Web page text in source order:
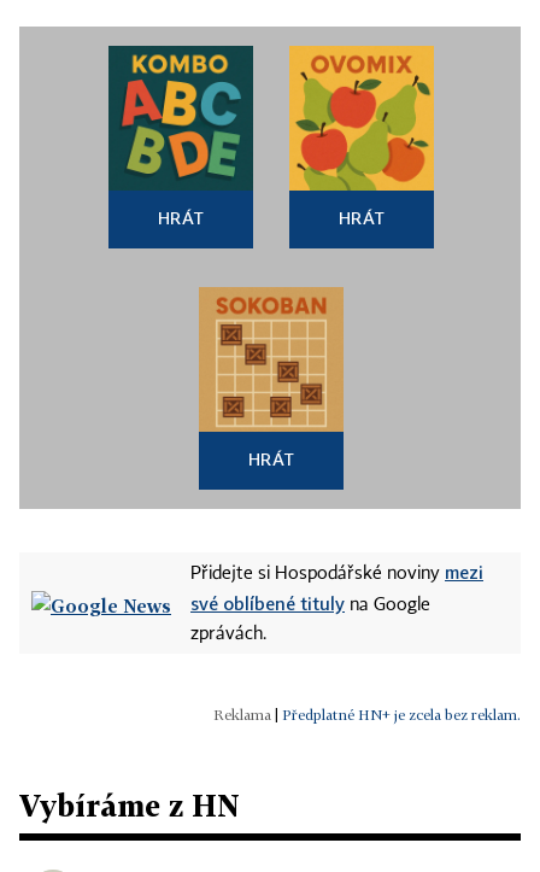
HRÁT HRÁT
HRÁT
Přidejte si Hospodářské noviny mezi
své oblíbené tituly na Google
zprávách.
Předplatné HN+ je zcela bez reklam.
Vybíráme z HN